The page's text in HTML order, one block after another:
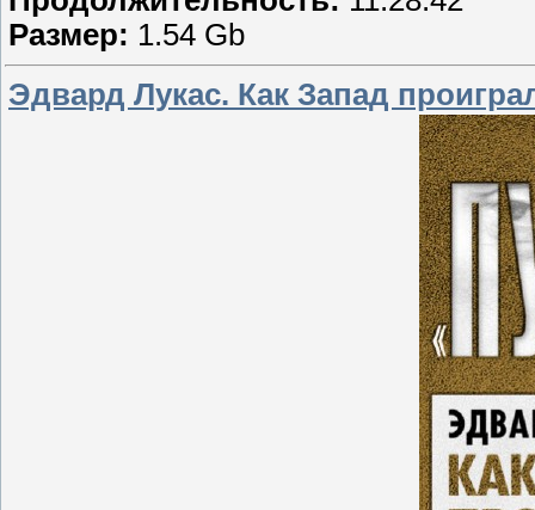
Размер: 1.54 Gb
Эдвард Лукас. Как Запад